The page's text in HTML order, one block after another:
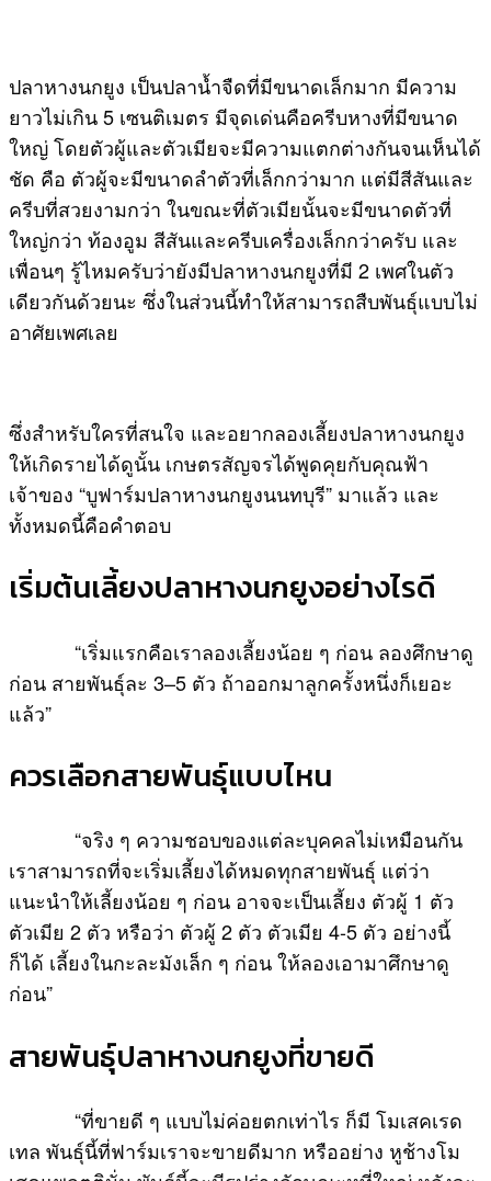
ปลาหางนกยูง เป็นปลาน้ำจืดที่มีขนาดเล็กมาก มีความ
ยาวไม่เกิน 5 เซนติเมตร มีจุดเด่นคือครีบหางที่มีขนาด
ใหญ่ โดยตัวผู้และตัวเมียจะมีความแตกต่างกันจนเห็นได้
ชัด คือ ตัวผู้จะมีขนาดลำตัวที่เล็กกว่ามาก แต่มีสีสันและ
ครีบที่สวยงามกว่า ในขณะที่ตัวเมียนั้นจะมีขนาดตัวที่
ใหญ่กว่า ท้องอูม สีสันและครีบเครื่องเล็กกว่าครับ และ
เพื่อนๆ รู้ไหมครับว่ายังมีปลาหางนกยูงที่มี 2 เพศในตัว
เดียวกันด้วยนะ ซึ่งในส่วนนี้ทำให้สามารถสืบพันธุ์แบบไม่
อาศัยเพศเลย
ซึ่งสำหรับใครที่สนใจ และอยากลองเลี้ยงปลาหางนกยูง
ให้เกิดรายได้ดูนั้น เกษตรสัญจรได้พูดคุยกับคุณฟ้า
เจ้าของ “บูฟาร์มปลาหางนกยูงนนทบุรี” มาแล้ว และ
ทั้งหมดนี้คือคำตอบ
เริ่มต้นเลี้ยงปลาหางนกยูงอย่างไรดี
“เริ่มแรกคือเราลองเลี้ยงน้อย ๆ ก่อน ลองศึกษาดู
ก่อน สายพันธุ์ละ 3–5 ตัว ถ้าออกมาลูกครั้งหนึ่งก็เยอะ
แล้ว”
ควรเลือกสายพันธุ์แบบไหน
“จริง ๆ ความชอบของแต่ละบุคคลไม่เหมือนกัน
เราสามารถที่จะเริ่มเลี้ยงได้หมดทุกสายพันธุ์ แต่ว่า
แนะนำให้เลี้ยงน้อย ๆ ก่อน อาจจะเป็นเลี้ยง ตัวผู้ 1 ตัว
ตัวเมีย 2 ตัว หรือว่า ตัวผู้ 2 ตัว ตัวเมีย 4-5 ตัว อย่างนี้
ก็ได้ เลี้ยงในกะละมังเล็ก ๆ ก่อน ให้ลองเอามาศึกษาดู
ก่อน”
สายพันธุ์ปลาหางนกยูงที่ขายดี
“ที่ขายดี ๆ แบบไม่ค่อยตกเท่าไร ก็มี โมเสคเรด
เทล พันธุ์นี้ที่ฟาร์มเราจะขายดีมาก หรืออย่าง หูช้างโม